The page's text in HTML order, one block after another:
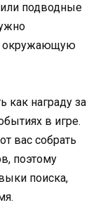
подводные
окружающую
как награду за
в игре.
вас собрать
поэтому
поиска,